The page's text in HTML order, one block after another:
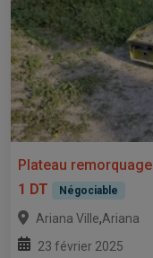
Plateau remorquage
1 DT
Négociable
Ariana Ville,Ariana
23 février 2025